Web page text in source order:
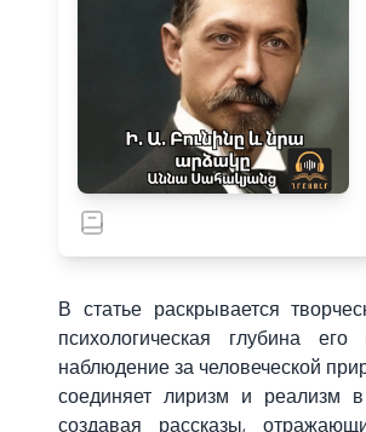
В статье раскрывается
психологическая глубина
наблюдение за человеческой
соединяет лиризм и реализм в
создавая рассказы,